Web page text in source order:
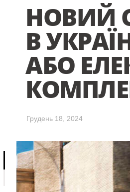
НОВИЙ
В
АБО
Грудень 18, 2024